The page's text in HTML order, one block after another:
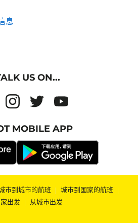
息
US ON...
MOBILE APP
市到城市的航班 | 城市到国家的航班 |
出发 | 从城市出发